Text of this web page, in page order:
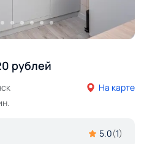
рублей
На карте
5.0(1)